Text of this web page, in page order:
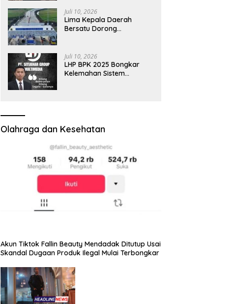
Berbasis Data Resmi
Negara
Juli 10, 2026
Lima Kepala Daerah
Bersatu Dorong
Khan Fasilitasi Aspirasi ke
Pemerintah Pusat
Juli 10, 2026
LHP BPK 2025 Bongkar
Kelemahan Sistem
Olahraga dan Kesehatan
Akun Tiktok Fallin Beauty Mendadak Ditutup Usai
Skandal Dugaan Produk Ilegal Mulai Terbongkar